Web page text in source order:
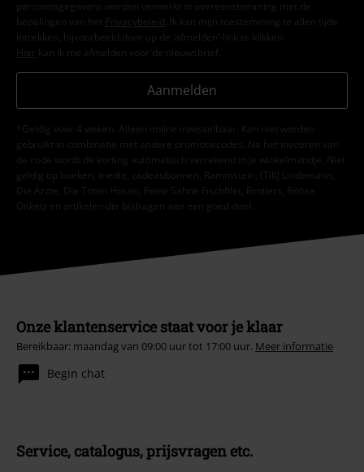
persoonsgegevens worden verwerkt in overeenstemming met de
bepalingen van het
Privacybeleid . Ik kan mijn toestemming te allen tijde
intrekken, bijvoorbeeld door op de ‘afmelden’-link te klikken.
Hier kan ik me afmelden voor de nieuwsbrief.
Aanmelden
*Geldig voor 4 weken. Alleen online inwisselbaar. Kan niet worden
gebruikt in combinatie met andere promotiecodes. Na het invoeren van
de code wordt de korting automatisch verrekend in je winkelmandje. Niet
geldig op boeken, media, cadeaubonnen, Rammstein, (Till) Lindemann,
Die Ärzte, Die Toten Hosen, Feine Sahne Fischfilet, Broilers, Böhse
Onkelz en artikelen die bijdragen aan een goed doel.
Onze klantenservice staat voor je klaar
Bereikbaar: maandag van 09:00 uur tot 17:00 uur. Meer informatie
Begin chat
Service, catalogus, prijsvragen etc.